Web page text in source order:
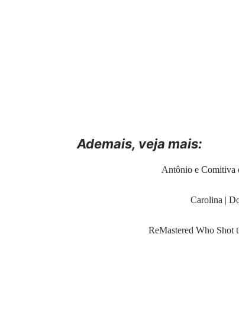
Ademais, veja mais:
Antônio e Comitiva
Carolina |
ReMastered Who Shot